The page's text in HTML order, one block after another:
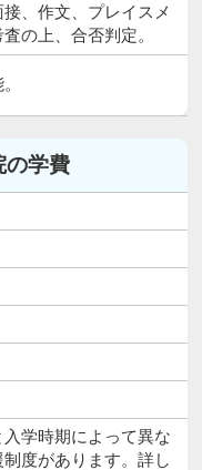
、作文、プレイスメ
の上、合否判定。
の学費
学時期によって異な
度があります。詳し